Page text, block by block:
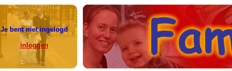
Je bent niet ingelogd
inloggen